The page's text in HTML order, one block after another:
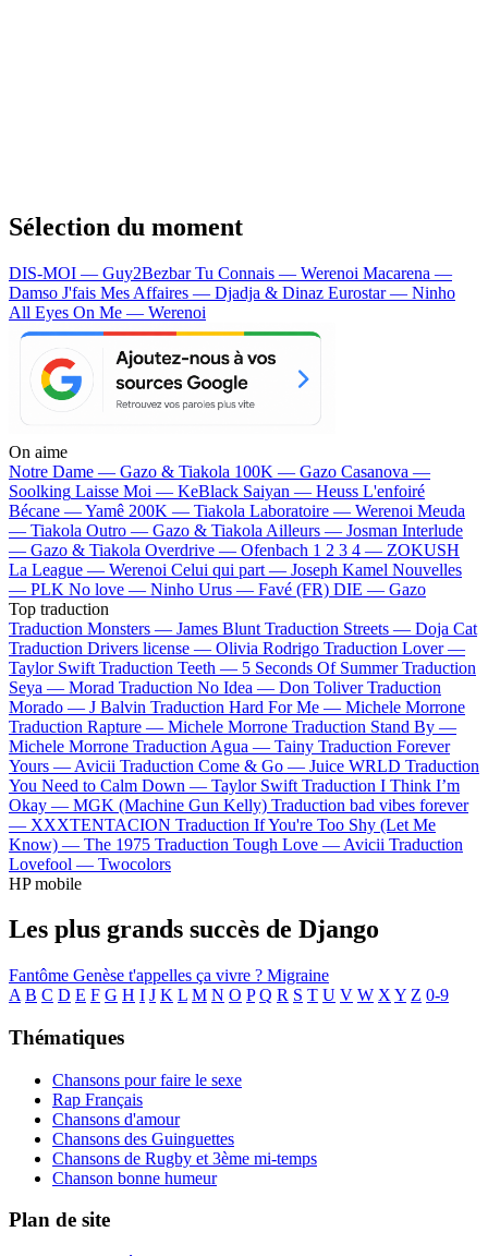
Sélection du moment
DIS-MOI — Guy2BezbarTu Connais — Werenoi Macarena —
Damso J'fais Mes Affaires — Djadja & Dinaz Eurostar — Ninho
All Eyes On Me — Werenoi
On aime
Notre Dame — Gazo & Tiakola 100K — Gazo Casanova —
Soolking Laisse Moi — KeBlack Saiyan — Heuss L'enfoiré
Bécane —Yamê 200K — Tiakola Laboratoire — Werenoi Meuda
— Tiakola Outro — Gazo & Tiakola Ailleurs — Josman Interlude
— Gazo & Tiakola Overdrive — Ofenbach 1 2 3 4 — ZOKUSH
La League — Werenoi Celui qui part — Joseph Kamel Nouvelles
— PLK No love — Ninho Urus — Favé (FR) DIE — Gazo
Top traduction
Traduction Monsters — James Blunt Traduction Streets — Doja Cat
Traduction Drivers license — Olivia Rodrigo Traduction Lover —
Taylor Swift Traduction Teeth — 5 Seconds Of Summer Traduction
Seya — Morad Traduction No Idea — Don Toliver Traduction
Morado — J Balvin Traduction Hard For Me — Michele Morrone
Traduction Rapture — Michele Morrone Traduction Stand By —
Michele Morrone Traduction Agua — Tainy Traduction Forever
Yours — Avicii Traduction Come & Go — Juice WRLD Traduction
You Need to Calm Down — Taylor Swift Traduction I Think I’m
Okay — MGK (Machine Gun Kelly) Traduction bad vibes forever
— XXXTENTACION Traduction If You're Too Shy (Let Me
Know) — The 1975 Traduction Tough Love — Avicii Traduction
Lovefool — Twocolors
HP mobile
Les plus grands succès de Django
Fantôme Genèse t'appelles ça vivre ? Migraine
A B C D E F G H I J K L M N O P Q R S T U V W X Y Z 0-9
Thématiques
Chansons pour faire le sexe
Rap Français
Chansons d'amour
Chansons des Guinguettes
Chansons de Rugby et 3ème mi-temps
Chanson bonne humeur
Plan de site